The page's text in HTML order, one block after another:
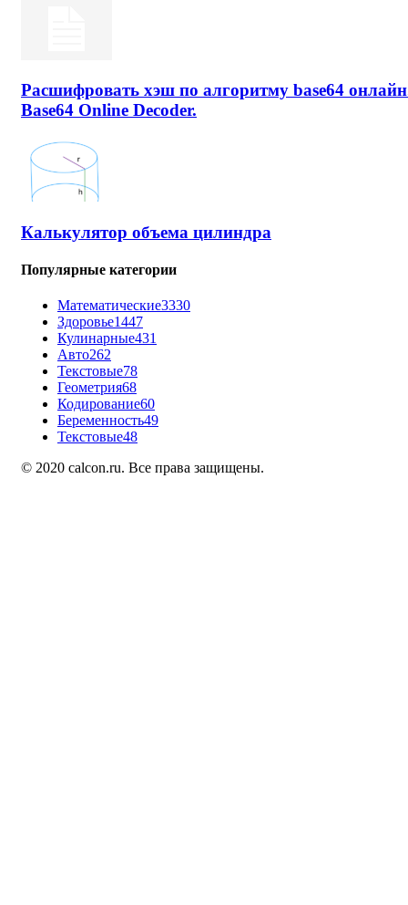
Расшифровать хэш по алгоритму base64
Base64 Online Decoder.
Калькулятор объема цилиндра
Популярные категории
Математические3330
Здоровье1447
Кулинарные431
Авто262
Текстовые78
Геометрия68
Кодирование60
Беременность49
Текстовые48
© 2020 calcon.ru. Все права защищены.